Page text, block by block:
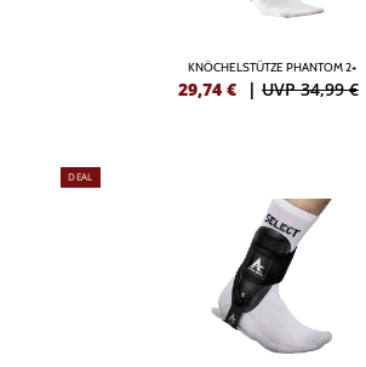
KNÖCHELSTÜTZE PHANTOM 2+
29,74 € | UVP 34,99 €
DEAL